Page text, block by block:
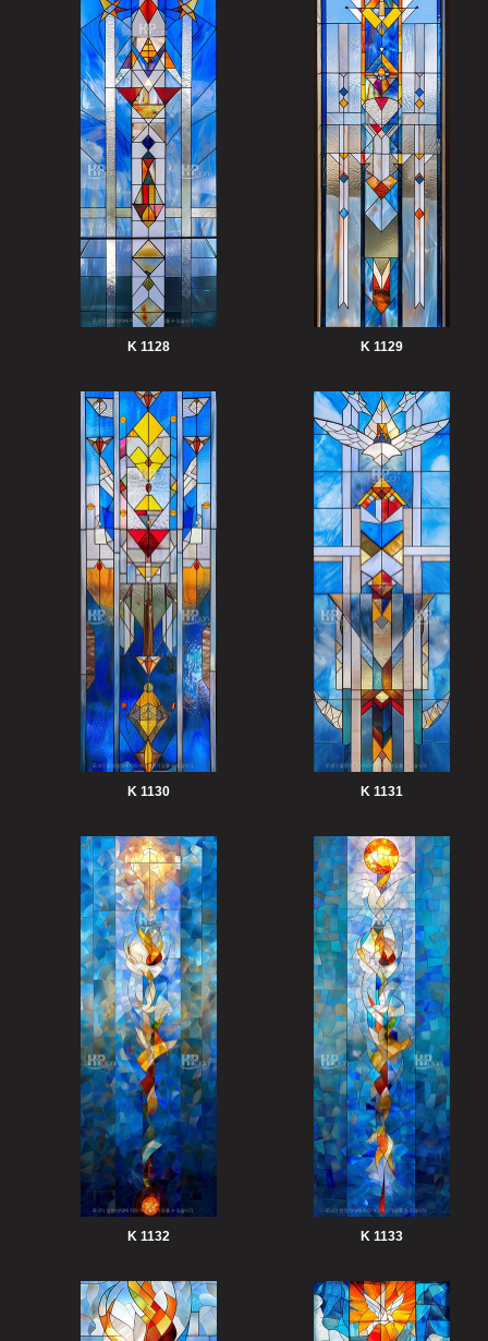
K 1128 K 1129
K 1130 K 1131
K 1132 K 1133